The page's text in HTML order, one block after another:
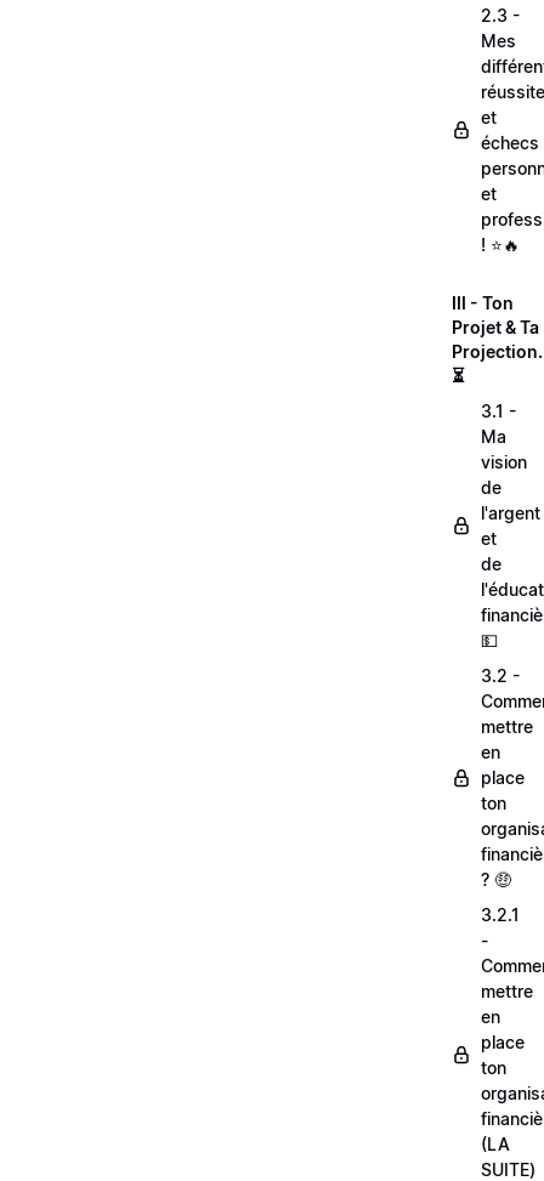
2.3 -
Mes
et
échecs
et
! ⭐🔥
III - Ton
Projet & Ta
Projection.
⏳
3.1 -
Ma
vision
de
l'argent
et
de
💵
3.2 -
mettre
en
place
ton
? 🤑
3.2.1
-
mettre
en
place
ton
(LA
SUITE)